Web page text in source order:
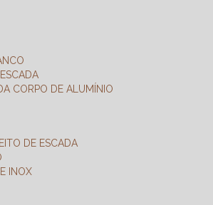
CORPO DE ALUMÍNIO
DE ESCADA
INOX